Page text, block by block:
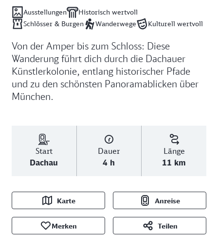
Ausstellungen
Historisch wertvoll
Schlösser & Burgen
Wanderwege Kulturell wertvoll
Von der Amper bis zum Schloss: Diese
Wanderung führt dich durch die Dachauer
Künstlerkolonie, entlang historischer Pfade
und zu den schönsten Panoramablicken über
München.
Start
Dachau
Dauer
4 h
Länge
11 km
Karte Anreise
Merken Teilen